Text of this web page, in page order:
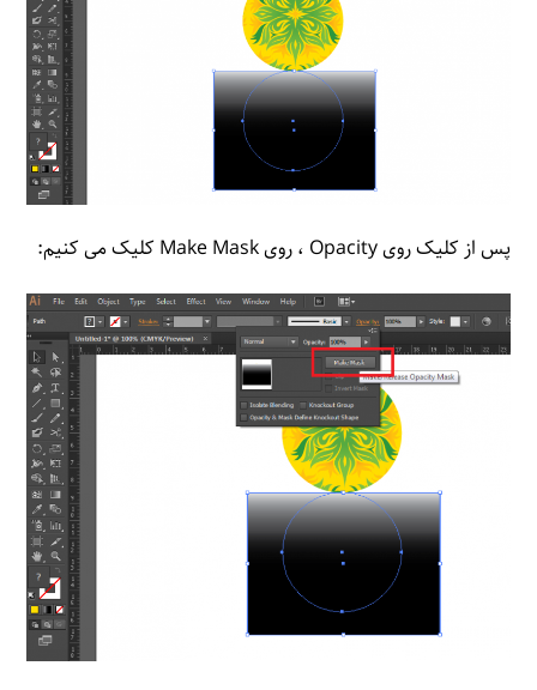
پس از کلیک روی Opacity ، روی Make Mask کلیک می کنیم: